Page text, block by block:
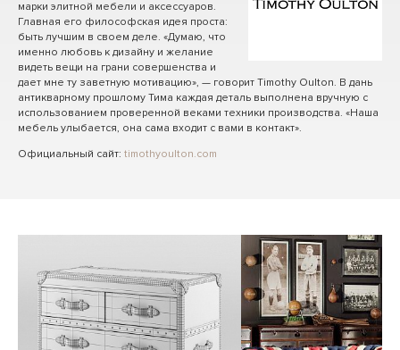
марки элитной мебели и аксессуаров.
Главная его философская идея проста:
быть лучшим в своем деле. «Думаю, что
именно любовь к дизайну и желание
видеть вещи на грани совершенства и
дает мне ту заветную мотивацию», — говорит Timothy Oulton. В дань
антикварному прошлому Тима каждая деталь выполнена вручную с
использованием проверенной веками техники производства. «Наша
мебель улыбается, она сама входит с вами в контакт».
Официальный сайт: timothyoulton.com